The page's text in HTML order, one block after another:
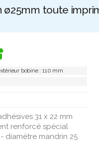
ø25mm toute
bobine : 110 mm
31 x 22 mm
renforcé spécial
diamètre mandrin 25